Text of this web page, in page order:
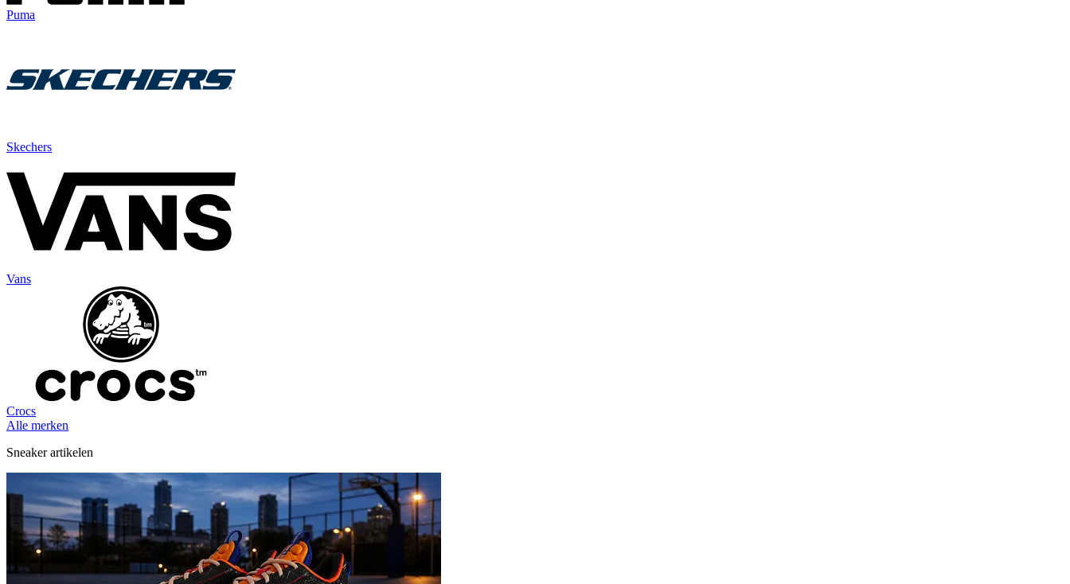
Puma
Skechers
Vans
Crocs
Alle merken
Sneaker artikelen